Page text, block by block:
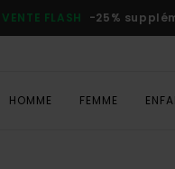
VENTE FLASH -25%
HOMME FEMME